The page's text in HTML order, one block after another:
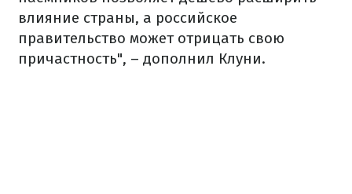
влияние страны, а российское
правительство может отрицать свою
причастность", – дополнил Клуни.